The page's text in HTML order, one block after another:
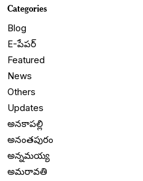
Categories
Blog
E-పేపర్
Featured
News
Others
Updates
అనకాపల్లి
అనంతపురం
అన్నమయ్య
అమరావతి